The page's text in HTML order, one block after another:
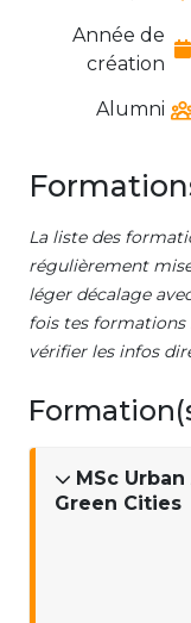
Année de
création
Alumni
La liste des
régulièrement
léger décalage
fois tes formations
vérifier les infos
MSc
Green Cities